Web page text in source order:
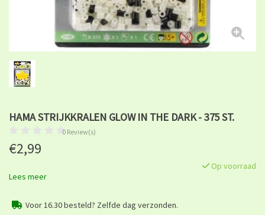
HAMA STRIJKKRALEN GLOW IN THE DARK - 375 ST.
0 Review(s)
€2,99
Op voorraad
Lees meer
Voor 16.30 besteld? Zelfde dag verzonden.